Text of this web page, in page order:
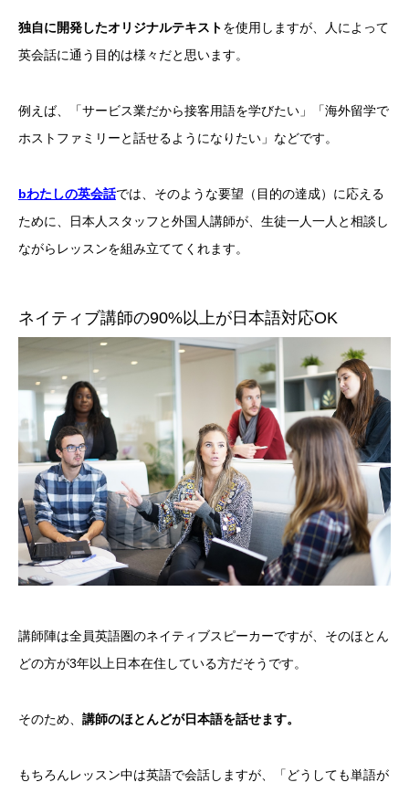
独自に開発したオリジナルテキストを使用しますが、人によって
英会話に通う目的は様々だと思います。
例えば、「サービス業だから接客用語を学びたい」「海外留学で
ホストファミリーと話せるようになりたい」などです。
bわたしの英会話では、そのような要望（目的の達成）に応える
ために、日本人スタッフと外国人講師が、生徒一人一人と相談し
ながらレッスンを組み立ててくれます。
ネイティブ講師の90%以上が日本語対応OK
講師陣は全員英語圏のネイティブスピーカーですが、そのほとん
どの方が3年以上日本在住している方だそうです。
そのため、 講師のほとんどが日本語を話せます。
もちろんレッスン中は英語で会話しますが、「どうしても単語が